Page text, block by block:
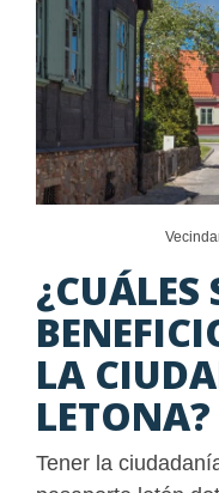
¿CUÁLES
LA
LETONA?
Tener la